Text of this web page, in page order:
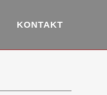
KONTAKT